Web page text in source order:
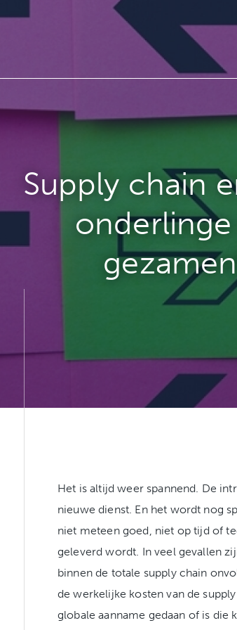
Supply chain
Het is altijd weer spannend. De
nieuwe dienst. En het wordt nog
niet meteen goed, niet op tijd of
geleverd wordt. In veel gevallen
binnen de totale supply chain
de werkelijke kosten van de
globale aanname gedaan of is